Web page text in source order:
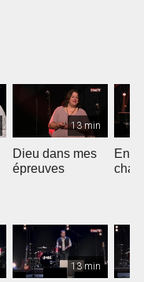
13 min
Dieu dans mes
épreuves
13 min